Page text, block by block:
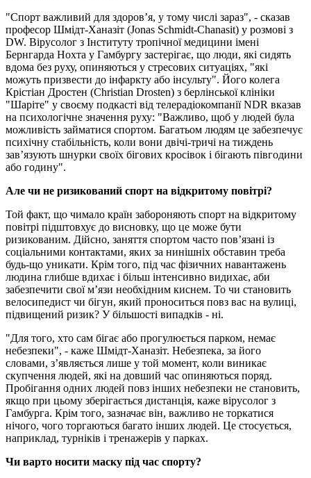
"Спорт важливий для здоров’я, у тому числі зараз", - сказав
професор Шмідт-Ханазіт (Jonas Schmidt-Chanasit) у розмові з
DW. Вірусолог з Інституту тропічної медицини імені
Бернгарда Нохта у Гамбургу застерігає, що люди, які сидять
вдома без руху, опиняються у стресових ситуаціях, "які
можуть призвести до інфаркту або інсульту". Його колега
Крістіан Дростен (Christian Drosten) з берлінської клініки
"Шаріте" у своєму подкасті від телерадіокомпанії NDR вказав
на психологічне значення руху: "Важливо, щоб у людей була
можливість займатися спортом. Багатьом людям це забезпечує
психічну стабільність, коли вони двічі-тричі на тиждень
зав’язують шнурки своїх бігових кросівок і бігають півгодини
або годину".
Але чи не ризикований спорт на відкритому повітрі?
Той факт, що чимало країн забороняють спорт на відкритому
повітрі підштовхує до висновку, що це може бути
ризикованим. Дійсно, заняття спортом часто пов’язані із
соціальними контактами, яких за нинішніх обставин треба
будь-що уникати. Крім того, під час фізичних навантажень
людина глибше вдихає і більш інтенсивно видихає, аби
забезпечити свої м’язи необхідним киснем. То чи становить
велосипедист чи бігун, який проноситься повз вас на вулиці,
підвищений ризик? У більшості випадків - ні.
"Для того, хто сам бігає або прогулюється парком, немає
небезпеки", - каже Шмідт-Ханазіт. Небезпека, за його
словами, з’являється лише у той момент, коли виникає
скупчення людей, які на довший час опиняються поряд.
Пробігання одних людей повз інших небезпеки не становить,
якщо при цьому зберігається дистанція, каже вірусолог з
Гамбурга. Крім того, зазначає він, важливо не торкатися
нічого, чого торгаються багато інших людей. Це стосується,
наприклад, турніків і тренажерів у парках.
Чи варто носити маску під час спорту?